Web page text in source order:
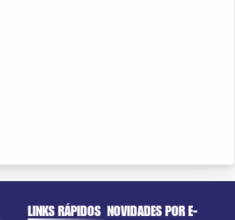
LINKS RÁPIDOS NOVIDADES POR E-